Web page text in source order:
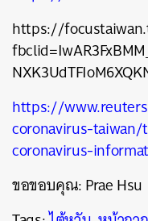
https://
https://
coronavirus-
coronavirus-
ขอขอบคุณ: Prae Hsu